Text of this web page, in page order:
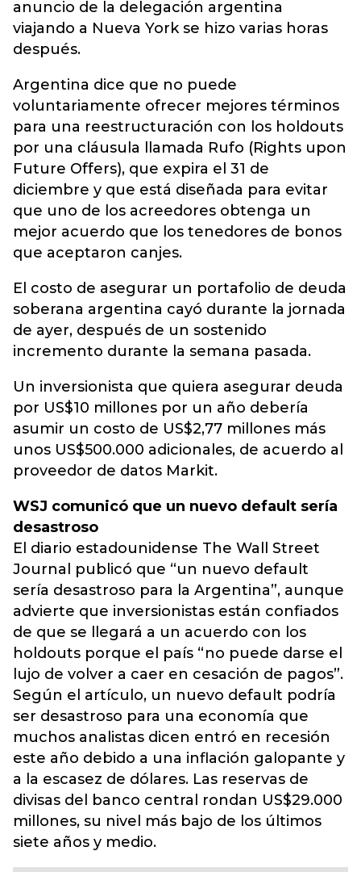
anuncio de la delegación argentina
viajando a Nueva York se hizo varias horas
después.
Argentina dice que no puede
voluntariamente ofrecer mejores términos
para una reestructuración con los holdouts
por una cláusula llamada Rufo (Rights upon
Future Offers), que expira el 31 de
diciembre y que está diseñada para evitar
que uno de los acreedores obtenga un
mejor acuerdo que los tenedores de bonos
que aceptaron canjes.
El costo de asegurar un portafolio de deuda
soberana argentina cayó durante la jornada
de ayer, después de un sostenido
incremento durante la semana pasada.
Un inversionista que quiera asegurar deuda
por US$10 millones por un año debería
asumir un costo de US$2,77 millones más
unos US$500.000 adicionales, de acuerdo al
proveedor de datos Markit.
WSJ comunicó que un nuevo default sería
desastroso
El diario estadounidense The Wall Street
Journal publicó que “un nuevo default
sería desastroso para la Argentina”, aunque
advierte que inversionistas están confiados
de que se llegará a un acuerdo con los
holdouts porque el país “no puede darse el
lujo de volver a caer en cesación de pagos”.
Según el artículo, un nuevo default podría
ser desastroso para una economía que
muchos analistas dicen entró en recesión
este año debido a una inflación galopante y
a la escasez de dólares. Las reservas de
divisas del banco central rondan US$29.000
millones, su nivel más bajo de los últimos
siete años y medio.